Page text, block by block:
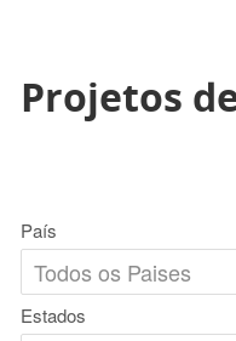
Projetos
País
Estados